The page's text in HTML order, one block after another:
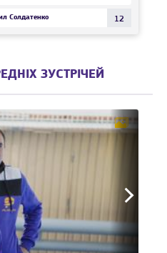
Солдатенко 12
ЗУСТРІЧЕЙ